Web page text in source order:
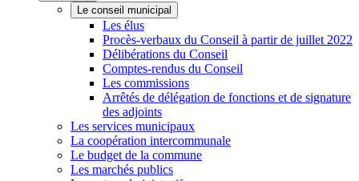
Le conseil municipal
Les élus
Procès-verbaux du Conseil à partir de juillet 2022
Délibérations du Conseil
Comptes-rendus du Conseil
Les commissions
Arrêtés de délégation de fonctions et de signature
des adjoints
Les services municipaux
La coopération intercommunale
Le budget de la commune
Les marchés publics